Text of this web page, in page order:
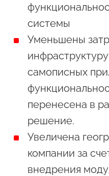
системы
Уменьшены
самописных
перенесена в
решение.
Увеличена
компании за
внедрения